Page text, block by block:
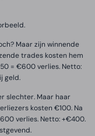
Maar zijn winnende
trades kosten hem
= €600 verlies. Netto:
geld.
slechter. Maar haar
kosten €100. Na
verlies. Netto: +€400.